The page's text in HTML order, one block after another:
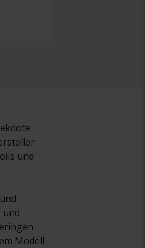
und
und
Modell